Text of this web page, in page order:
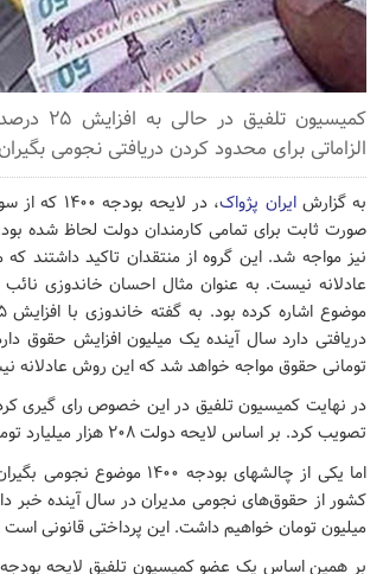
الزاماتی برای محدود کردن دریافتی نجومی
به گزارشایران پژواک
صورت ثابت برای تمامی کارمندان دولت لحاظ شده
نیز مواجه شد. این گروه از منتقدان تاکید داشتند
عادلانه نیست. به عنوان مثال احسان خاندوزی
تومانی حقوق مواجه خواهد شد که این روش عادلانه
تصویب کرد. بر اساس لایحه دولت ۲۰۸ هزار میلیارد تومان برای جبران خدمات کارکنان دولت لحاظ شده است.
اما یکی از چالشهای
میلیون تومان خواهیم داشت. این پرداختی قانونی